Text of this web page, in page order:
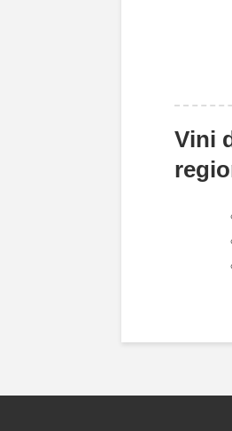
Vini